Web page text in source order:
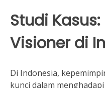
Studi
Visioner di
Di Indonesia,
kunci dalam